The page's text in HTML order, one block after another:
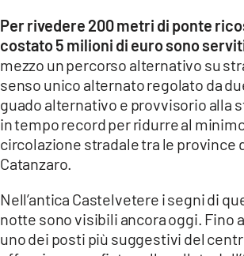
Per rivedere 200 metri di ponte
costato 5 milioni di euro sono
mezzo un percorso alternativo su
senso unico alternato regolato da
guado alternativo e provvisorio alla
in tempo record per ridurre al
circolazione stradale tra le province
Catanzaro.
Nell’antica Castelvetere i segni di
notte sono visibili ancora oggi. Fino a
uno dei posti più suggestivi del